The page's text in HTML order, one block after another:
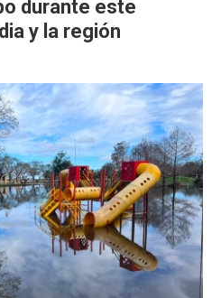
durante este
y la región